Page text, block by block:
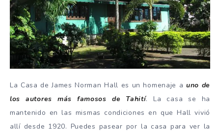
La Casa de James Norman Hall es un homenaje a uno de
los autores más famosos de Tahití. La casa se ha
mantenido en las mismas condiciones en que Hall vivió
allí desde 1920. Puedes pasear por la casa para ver la